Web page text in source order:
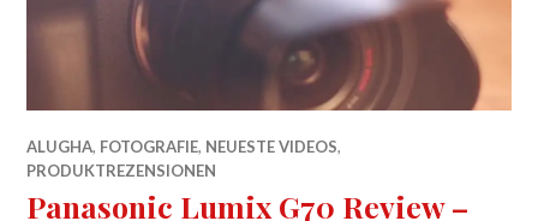
ALUGHA, FOTOGRAFIE, NEUESTE VIDEOS,
PRODUKTREZENSIONEN
Panasonic Lumix G70 Review –